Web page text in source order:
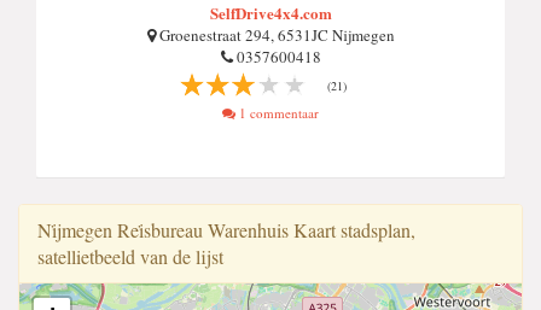
SelfDrive4x4.com
Groenestraat 294, 6531JC Nijmegen
0357600418
(21)
1 commentaar
Ni̇jmegen Rei̇sbureau Warenhuis Kaart stadsplan,
satellietbeeld van de lijst